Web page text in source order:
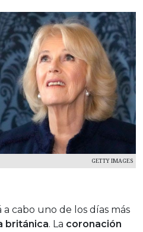
GETTY IMAGES
a cabo uno de los días más
británica. La coronación